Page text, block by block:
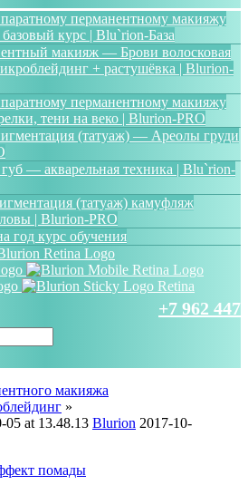
перманентному макияжу
курс | Blu`rion-База
макияж — Брови волосковая
+ растушёвка | Blurion-
перманентному макияжу
тени на веко | Blurion-PRO
(татуаж) — Ареолы груди
— акварельная техника | Blu`rion-
(татуаж) камуфляж
| Blurion-PRO
год курс обучения
+7 962 447
макияжа
»
05 at 13.48.13 Blurion 2017-10-